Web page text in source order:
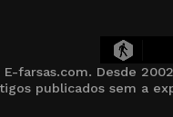
farsas.com. Desde
publicados sem a